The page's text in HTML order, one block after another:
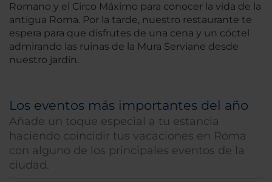
Romano y el Circo Máximo para conocer la vida de la
antigua Roma. Por la tarde, nuestro restaurante te
espera para que disfrutes de una cena y un cóctel
admirando las ruinas de la Mura Serviane desde
nuestro jardín.
Los eventos más importantes del año
Añade un toque especial a tu estancia
haciendo coincidir tus vacaciones en Roma
con alguno de los principales eventos de la
ciudad.